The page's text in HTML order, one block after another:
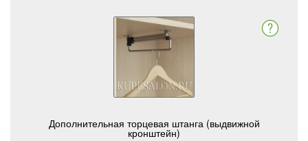
Дополнительная торцевая штанга (выдвижной
кронштейн)